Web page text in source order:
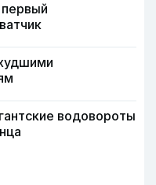
водовороты